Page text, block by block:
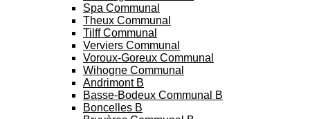
Spa Communal
Theux Communal
Tilff Communal
Verviers Communal
Voroux-Goreux Communal
Wihogne Communal
Andrimont B
Basse-Bodeux Communal B
Boncelles B